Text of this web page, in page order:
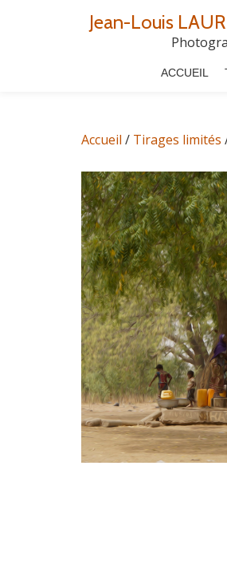
Jean-Louis
ACCUEIL
Accueil / Tirages limités